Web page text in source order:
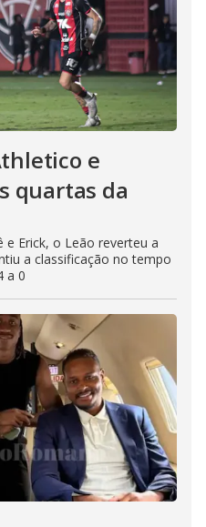
e
quartas da
e Erick, o Leão reverteu a
a classificação no tempo
a 0